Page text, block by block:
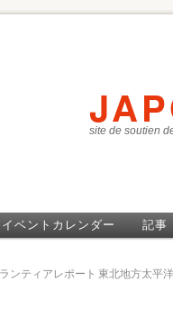
site de soutien
イベントカレンダー 記事
ンティアレポート 東北地方太平